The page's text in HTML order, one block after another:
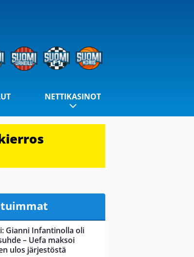
NETTIKASINOT
Gianni Infantinolla oli
– Uefa maksoi
ulos järjestöstä